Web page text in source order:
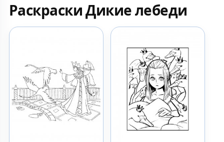
Раскраски Дикие лебеди